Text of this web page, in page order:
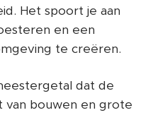
Het spoort je aan
en een
te creëren.
dat de
van bouwen en grote